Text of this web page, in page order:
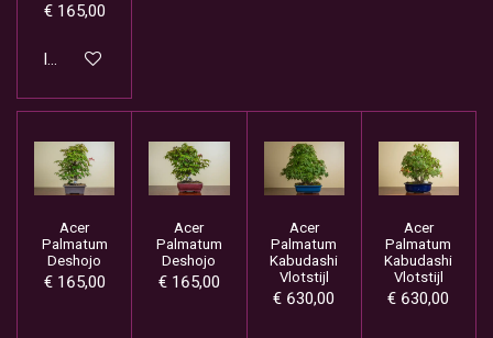
€ 165,00
In winkelwagen
Acer
Palmatum
Deshojo
€ 165,00
Acer
Palmatum
Deshojo
€ 165,00
Acer
Palmatum
Kabudashi
Vlotstijl
€ 630,00
Acer
Palmatum
Kabudashi
Vlotstijl
€ 630,00